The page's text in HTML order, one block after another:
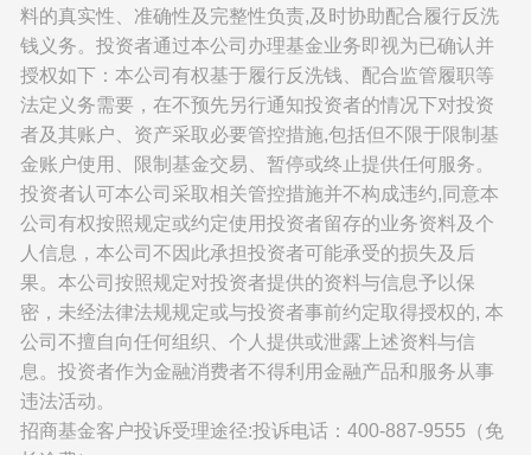
料的真实性、准确性及完整性负责,及时协助配合履行反洗
钱义务。投资者通过本公司办理基金业务即视为已确认并
授权如下：本公司有权基于履行反洗钱、配合监管履职等
法定义务需要，在不预先另行通知投资者的情况下对投资
者及其账户、资产采取必要管控措施,包括但不限于限制基
金账户使用、限制基金交易、暂停或终止提供任何服务。
投资者认可本公司采取相关管控措施并不构成违约,同意本
公司有权按照规定或约定使用投资者留存的业务资料及个
人信息，本公司不因此承担投资者可能承受的损失及后
果。本公司按照规定对投资者提供的资料与信息予以保
密，未经法律法规规定或与投资者事前约定取得授权的, 本
公司不擅自向任何组织、个人提供或泄露上述资料与信
息。投资者作为金融消费者不得利用金融产品和服务从事
违法活动。
招商基金客户投诉受理途径:投诉电话：400-887-9555（免